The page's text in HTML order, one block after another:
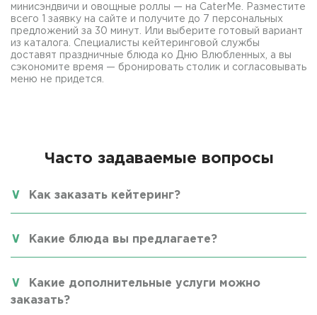
минисэндвичи и овощные роллы — на CaterMe. Разместите
всего 1 заявку на сайте и получите до 7 персональных
предложений за 30 минут. Или выберите готовый вариант
из каталога. Специалисты кейтеринговой службы
доставят праздничные блюда ко Дню Влюбленных, а вы
сэкономите время — бронировать столик и согласовывать
меню не придется.
Часто задаваемые вопросы
Как заказать кейтеринг?
Какие блюда вы предлагаете?
Какие дополнительные услуги можно
заказать?